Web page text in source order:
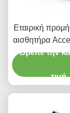
Εταιρική
αισθητήρα
Stim300
Βρείτε την
τιμή